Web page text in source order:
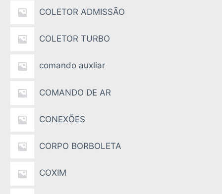
COLETOR ADMISSÃO
COLETOR TURBO
comando auxliar
COMANDO DE AR
CONEXÕES
CORPO BORBOLETA
COXIM